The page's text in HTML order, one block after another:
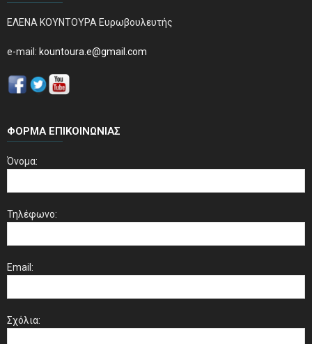
ΕΛΕΝΑ ΚΟΥΝΤΟΥΡΑ Ευρωβουλευτής
e-mail: kountoura.e@gmail.com
ΦΌΡΜΑ ΕΠΙΚΟΙΝΩΝΊΑΣ
Όνομα:
Τηλέφωνο:
Email:
Σχόλια: